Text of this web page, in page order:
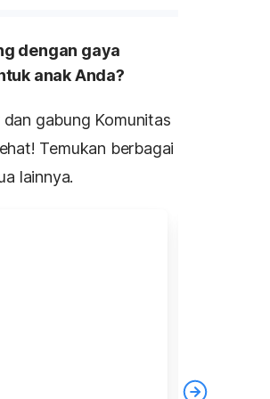
dengan gaya
anak Anda?
gabung Komunitas
Temukan berbagai
lainnya.